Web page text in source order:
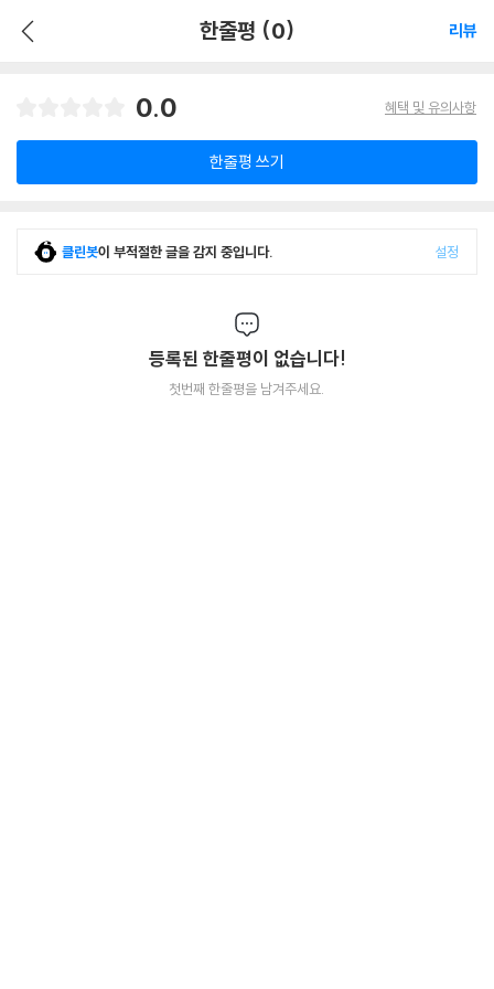
한줄평 (0) 리뷰
0.0 혜택 및 유의사항
한줄평 쓰기
클린봇이 부적절한 글을 감지 중입니다. 설정
등록된 한줄평이 없습니다!
첫번째 한줄평을 남겨주세요.